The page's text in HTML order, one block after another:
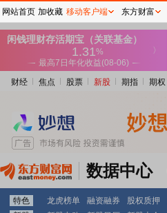
财经 焦点 股票 新股 期指 期权
数据中心
特色 龙虎榜单 融资融券 股权质押
网站首页 加收藏 移动客户端 东方财富